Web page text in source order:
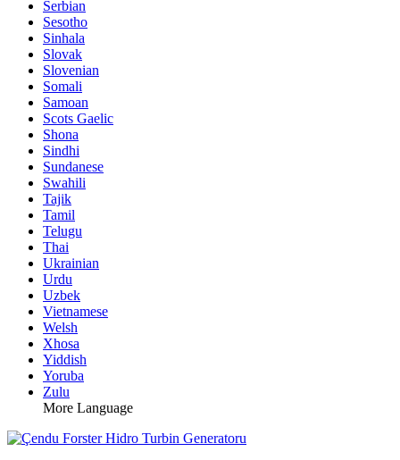
Serbian
Sesotho
Sinhala
Slovak
Slovenian
Somali
Samoan
Scots Gaelic
Shona
Sindhi
Sundanese
Swahili
Tajik
Tamil
Telugu
Thai
Ukrainian
Urdu
Uzbek
Vietnamese
Welsh
Xhosa
Yiddish
Yoruba
Zulu
More Language